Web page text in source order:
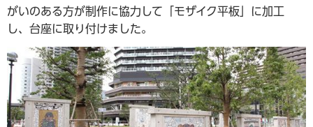
がいのある方が制作に協力して「モザイク平板」に加工
し、台座に取り付けました。